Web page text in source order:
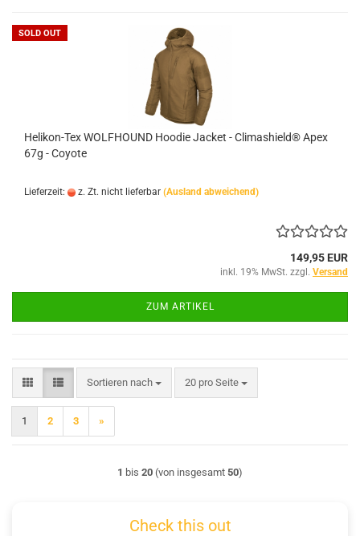
SOLD OUT
Helikon-Tex WOLFHOUND Hoodie Jacket - Climashield® Apex
67g - Coyote
Lieferzeit: z. Zt. nicht lieferbar (Ausland abweichend)
149,95 EUR
inkl. 19% MwSt. zzgl. Versand
ZUM ARTIKEL
Sortieren nach
Sortieren nach 20 pro Seite
pro Seite
1 2 3 »
1 bis 20 (von insgesamt 50)
Check this out